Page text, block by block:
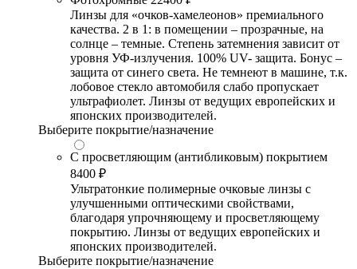
Линзы для «очков-хамелеонов» премиального
качества. 2 в 1: в помещении – прозрачные, на
солнце – темные. Степень затемнения зависит от
уровня УФ-излучения. 100% UV- защита. Бонус –
защита от синего света. Не темнеют в машине, т.к.
лобовое стекло автомобиля слабо пропускает
ультрафиолет. Линзы от ведущих европейских и
японских производителей.
Выберите покрытие/назначение
С просветляющим (антибликовым) покрытием
8400 ₽
Ультратонкие полимерные очковые линзы с
улучшенными оптическими свойствами,
благодаря упрочняющему и просветляющему
покрытию. Линзы от ведущих европейских и
японских производителей.
Выберите покрытие/назначение